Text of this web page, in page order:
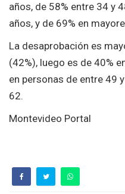
años, de 58% entre 34 y
años, y de 69% en
La desaprobación es
(42%), luego es de 40%
en personas de entre 49
62.
Montevideo Portal